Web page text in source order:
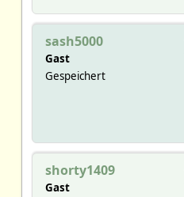
sash5000
Gast
Gespeichert
shorty1409
Gast